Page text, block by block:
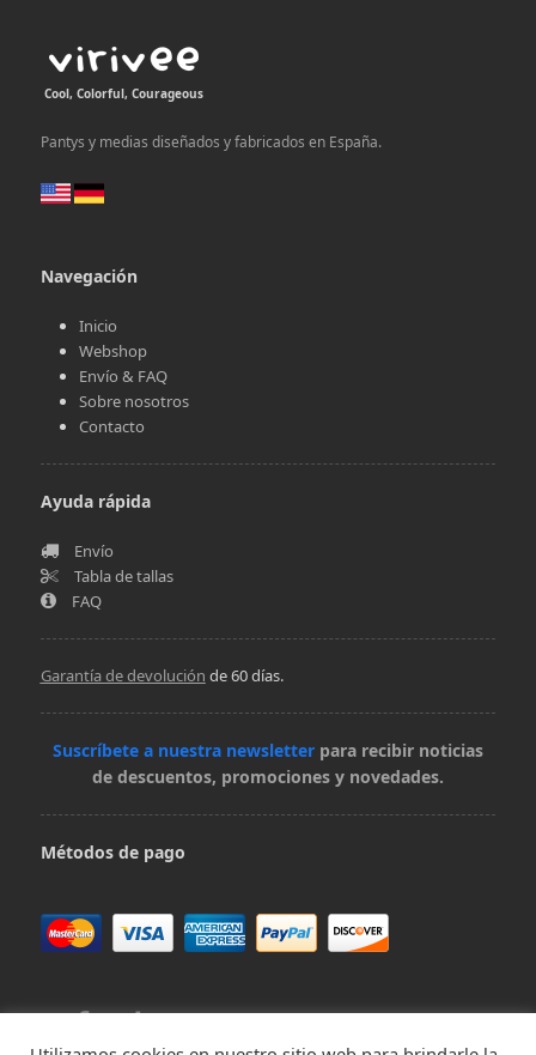
Cool, Colorful, Courageous
Pantys y medias diseñados y fabricados en España.
Navegación
Inicio
Webshop
Envío & FAQ
Sobre nosotros
Contacto
Ayuda rápida
Envío
Tabla de tallas
FAQ
Garantía de devolución de 60 días.
Suscríbete a nuestra newsletter para recibir noticias
de descuentos, promociones y novedades.
Métodos de pago